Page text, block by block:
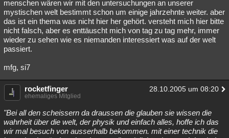
menschen wären wir mit den untersuchungen an unserer
mystischen welt bestimmt schon um einige jahrzehnte weiter. aber
das ist ein thema was nicht hier her gehört. versteht mich hier bitte
nicht falsch, aber es enttäuscht mich von tag zu tag mehr, immer
wieder zu sehen wie es niemanden interessiert was auf der welt
passiert.
mfg, si7
rocketfinger 28.10.2005 um 08:20
ehemaliges Mitglied
"Bei all den scheissern da draussen die glauben sie wissen die
wahrheit über die welt, der physik und einfach alles, hoffe ich das
wir mal besuch von ausserhalb bekommen. mit einer technik die